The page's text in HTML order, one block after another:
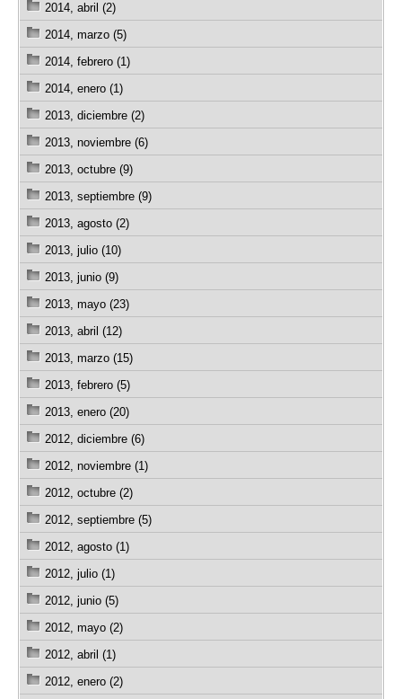
2014, abril (2)
2014, marzo (5)
2014, febrero (1)
2014, enero (1)
2013, diciembre (2)
2013, noviembre (6)
2013, octubre (9)
2013, septiembre (9)
2013, agosto (2)
2013, julio (10)
2013, junio (9)
2013, mayo (23)
2013, abril (12)
2013, marzo (15)
2013, febrero (5)
2013, enero (20)
2012, diciembre (6)
2012, noviembre (1)
2012, octubre (2)
2012, septiembre (5)
2012, agosto (1)
2012, julio (1)
2012, junio (5)
2012, mayo (2)
2012, abril (1)
2012, enero (2)